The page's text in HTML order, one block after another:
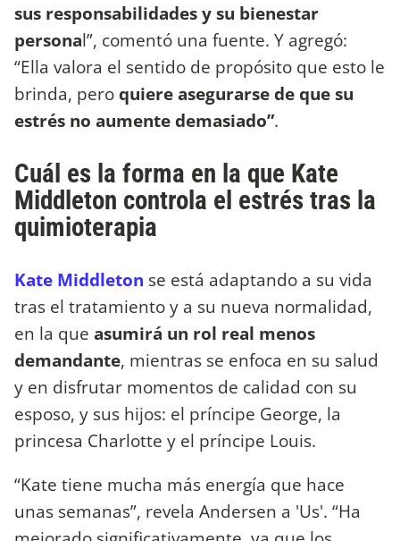
sus responsabilidades y su bienestar
personal”, comentó una fuente. Y agregó:
“Ella valora el sentido de propósito que esto le
brinda, peroquiere asegurarse de que su
estrés no aumente demasiado”.
Cuál es la forma en la que Kate
Middleton controla el estrés tras la
quimioterapia
Kate Middleton se está adaptando a su vida
tras el tratamiento y a su nueva normalidad,
en la que asumirá un rol real menos
demandante, mientras se enfoca en su salud
y en disfrutar momentos de calidad con su
esposo, y sus hijos: el príncipe George, la
princesa Charlotte y el príncipe Louis.
“Kate tiene mucha más energía que hace
unas semanas”, revela Andersen a 'Us'. “Ha